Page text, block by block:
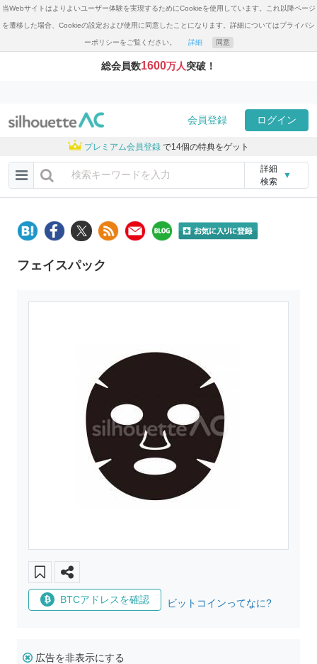
当Webサイトはよりよいユーザー体験を実現するためにCookieを使用しています。これ以降ページ
を遷移した場合、Cookieの設定および使用に同意したことになります。詳細についてはプライバシ
ーポリシーをご覧ください。 詳細 同意
総会員数1600万人突破！
会員登録 ログイン
プレミアム会員登録 で14個の特典をゲット
詳細
検索
▼
フェイスパック
BTCアドレスを確認 ビットコインってなに?
広告を非表示にする